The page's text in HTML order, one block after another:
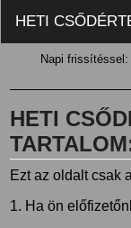
HETI
Napi
HETI
Ezt az oldalt csak
1. Ha ön